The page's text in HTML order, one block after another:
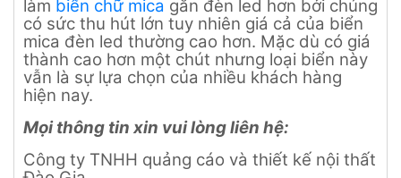
làm biển chữ mica gắn đèn led hơn bởi chúng
có sức thu hút lớn tuy nhiên giá cả của biển
mica đèn led thường cao hơn. Mặc dù có giá
thành cao hơn một chút nhưng loại biển này
vẫn là sự lựa chọn của nhiều khách hàng
hiện nay.
Mọi thông tin xin vui lòng liên hệ:
Công ty TNHH quảng cáo và thiết kế nội thất